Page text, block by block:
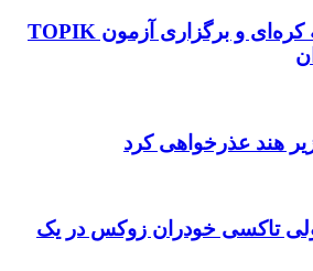
راه‌اندازی رشته کره‌ای و برگزاری آزمون TOPIK
هند عذرخواهی کرد
تاکسی خودران زوکس در یک